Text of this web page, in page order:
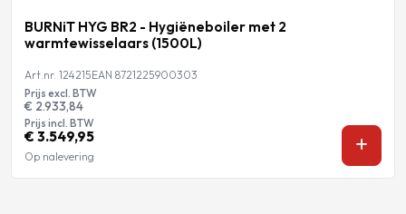
BURNiT HYG BR2 - Hygiëneboiler met 2
warmtewisselaars (1500L)
Art.nr. 124215EAN 8721225900303
Prijs excl. BTW
€ 2.933,84
Prijs incl. BTW
€ 3.549,95
Op nalevering